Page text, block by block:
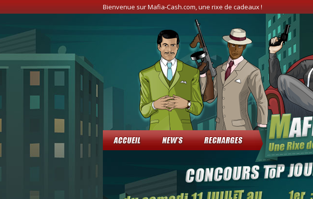
Bienvenue sur Mafia-Cash.com, une rixe de cadeaux !